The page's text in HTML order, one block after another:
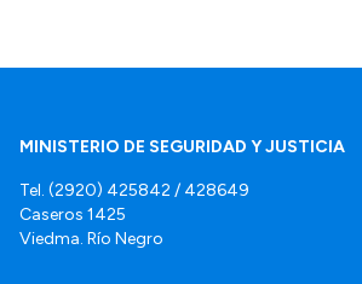
MINISTERIO DE SEGURIDAD Y JUSTICIA
Tel. (2920) 425842 / 428649
Caseros 1425
Viedma. Río Negro